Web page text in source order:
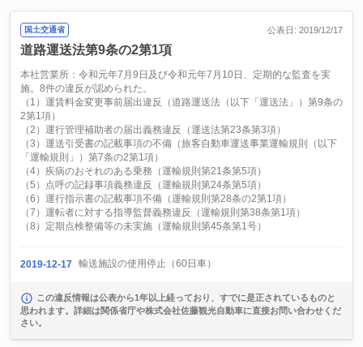
公表日: 2019/12/17
国土交通省
道路運送法第9条の2第1項
本社営業所：令和元年7月9日及び令和元年7月10日、定期的な監査を実
施。8件の違反が認められた。
（1）運賃料金変更事前届出違反（道路運送法（以下「運送法」）第9条の
2第1項）
（2）運行管理補助者の届出義務違反（運送法第23条第3項）
（3）運送引受書の記載事項の不備（旅客自動車運送事業運輸規則（以下
「運輸規則」）第7条の2第1項）
（4）疾病のおそれのある乗務（運輸規則第21条第5項）
（5）点呼の記録事項義務違反（運輸規則第24条第5項）
（6）運行指示書の記載事項不備（運輸規則第28条の2第1項）
（7）運転者に対する指導監督義務違反（運輸規則第38条第1項）
（8）定期点検整備等の未実施（運輸規則第45条第1号）
2019-12-17 輸送施設の使用停止（60日車）
この違反情報は公表から1年以上経っており、すでに是正されているものと
思われます。詳細は関係省庁や株式会社佐藤観光自動車に直接お問い合わせくだ
さい。